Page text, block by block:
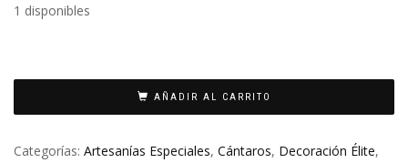
1 disponibles
AÑADIR AL CARRITO
Categorías: Artesanías Especiales, Cántaros, Decoración Élite,